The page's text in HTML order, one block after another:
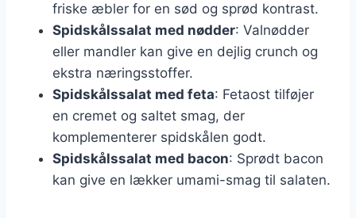
friske æbler for en sød og sprød kontrast.
Spidskålssalat med nødder: Valnødder
eller mandler kan give en dejlig crunch og
ekstra næringsstoffer.
Spidskålssalat med feta: Fetaost tilføjer
en cremet og saltet smag, der
komplementerer spidskålen godt.
Spidskålssalat med bacon: Sprødt bacon
kan give en lækker umami-smag til salaten.